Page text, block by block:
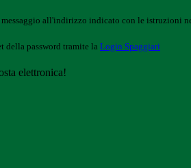
all'indirizzo indicato con le istruzioni
della password tramite la Login Spaggiari
elettronica!